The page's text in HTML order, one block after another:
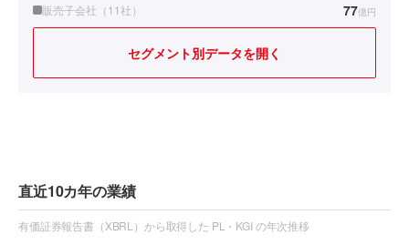
販売子会社（11社） 77億円
セグメント別データを開く
直近10カ年の業績
有価証券報告書（XBRL）から取得した PL・KGI の年次推移